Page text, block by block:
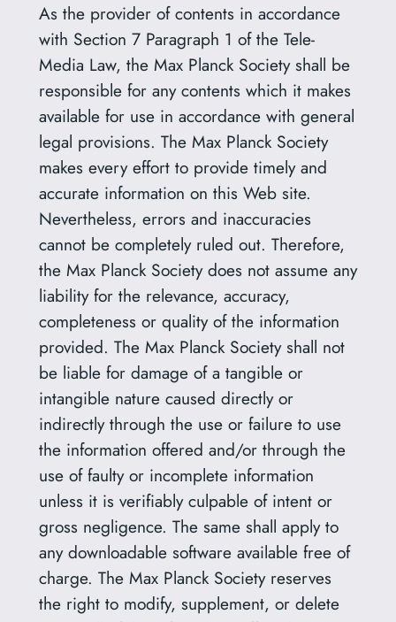
As the provider of contents in accordance
with Section 7 Paragraph 1 of the Tele-
Media Law, the Max Planck Society shall be
responsible for any contents which it makes
available for use in accordance with general
legal provisions. The Max Planck Society
makes every effort to provide timely and
accurate information on this Web site.
Nevertheless, errors and inaccuracies
cannot be completely ruled out. Therefore,
the Max Planck Society does not assume any
liability for the relevance, accuracy,
completeness or quality of the information
provided. The Max Planck Society shall not
be liable for damage of a tangible or
intangible nature caused directly or
indirectly through the use or failure to use
the information offered and/or through the
use of faulty or incomplete information
unless it is verifiably culpable of intent or
gross negligence. The same shall apply to
any downloadable software available free of
charge. The Max Planck Society reserves
the right to modify, supplement, or delete